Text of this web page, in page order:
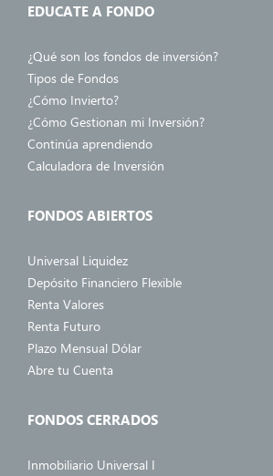
EDUCATE A FONDO
¿Qué son los fondos de inversión?
Tipos de Fondos
¿Cómo Invierto?
¿Cómo Gestionan mi Inversión?
Continúa aprendiendo
Calculadora de Inversión
FONDOS ABIERTOS
Universal Liquidez
Depósito Financiero Flexible
Renta Valores
Renta Futuro
Plazo Mensual Dólar
Abre tu Cuenta
FONDOS CERRADOS
Inmobiliario Universal I